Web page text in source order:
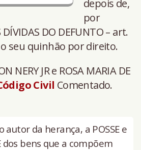
depois de,
por
DO DEFUNTO – art.
o seu quinhão por direito.
NERY JR e ROSA MARIA DE
Civil Comentado.
autor da herança, a POSSE e
dos bens que a compõem